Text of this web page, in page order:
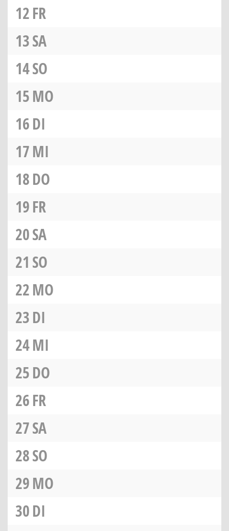
12FR
13SA
14SO
15MO
16DI
17MI
18DO
19FR
20SA
21 SO
22MO
23DI
24MI
25DO
26FR
27SA
28SO
29MO
30DI